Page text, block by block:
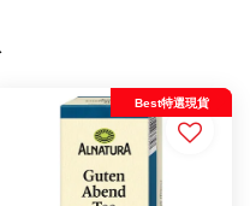
Best特選現貨